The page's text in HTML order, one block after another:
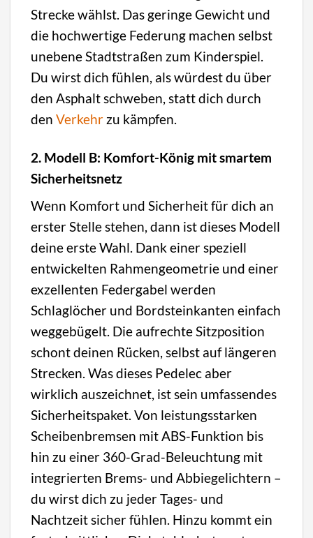
Strecke wählst. Das geringe Gewicht und
die hochwertige Federung machen selbst
unebene Stadtstraßen zum Kinderspiel.
Du wirst dich fühlen, als würdest du über
den Asphalt schweben, statt dich durch
denVerkehr zu kämpfen.
2. Modell B: Komfort-König mit smartem
Sicherheitsnetz
Wenn Komfort und Sicherheit für dich an
erster Stelle stehen, dann ist dieses Modell
deine erste Wahl. Dank einer speziell
entwickelten Rahmengeometrie und einer
exzellenten Federgabel werden
Schlaglöcher und Bordsteinkanten einfach
weggebügelt. Die aufrechte Sitzposition
schont deinen Rücken, selbst auf längeren
Strecken. Was dieses Pedelec aber
wirklich auszeichnet, ist sein umfassendes
Sicherheitspaket. Von leistungsstarken
Scheibenbremsen mit ABS-Funktion bis
hin zu einer 360-Grad-Beleuchtung mit
integrierten Brems- und Abbiegelichtern –
du wirst dich zu jeder Tages- und
Nachtzeit sicher fühlen. Hinzu kommt ein